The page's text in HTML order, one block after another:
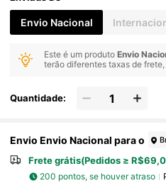
Envio Nacional
Este é um produtoEnvio
terão diferentes taxas de
Quantidade:
Envio Envio Nacional para o
Frete grátis(Pedidos ≥
200 pontos, se houver atraso